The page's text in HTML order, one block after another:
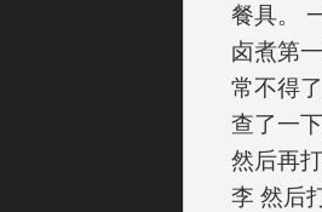
餐具。
卤煮第
常不得
查了一
然后再
李 然后